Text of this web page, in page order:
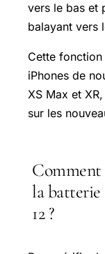
vers le bas et
balayant vers
Cette fonction
iPhones de
XS Max et
sur les
Comment
la batterie
12 ?